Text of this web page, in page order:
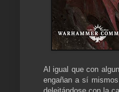
Al igual que con
engañan a sí